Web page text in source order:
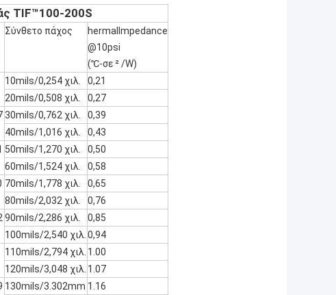
TIF™100-200S
Σύνθετο πάχος
hermalImpedance
@10psi
(℃-σε ² /W)
10mils/0,254 χιλ.
0,21
20mils/0,508 χιλ.
0,27
30mils/0,762 χιλ.
0,39
40mils/1,016 χιλ.
0,43
50mils/1,270 χιλ.
0,50
60mils/1,524 χιλ.
0,58
70mils/1,778 χιλ.
0,65
80mils/2,032 χιλ.
0,76
90mils/2,286 χιλ.
0,85
100mils/2,540 χιλ.0,94
110mils/2,794 χιλ. 1.00
120mils/3,048 χιλ. 1.07
130mils/3.302mm 1.16